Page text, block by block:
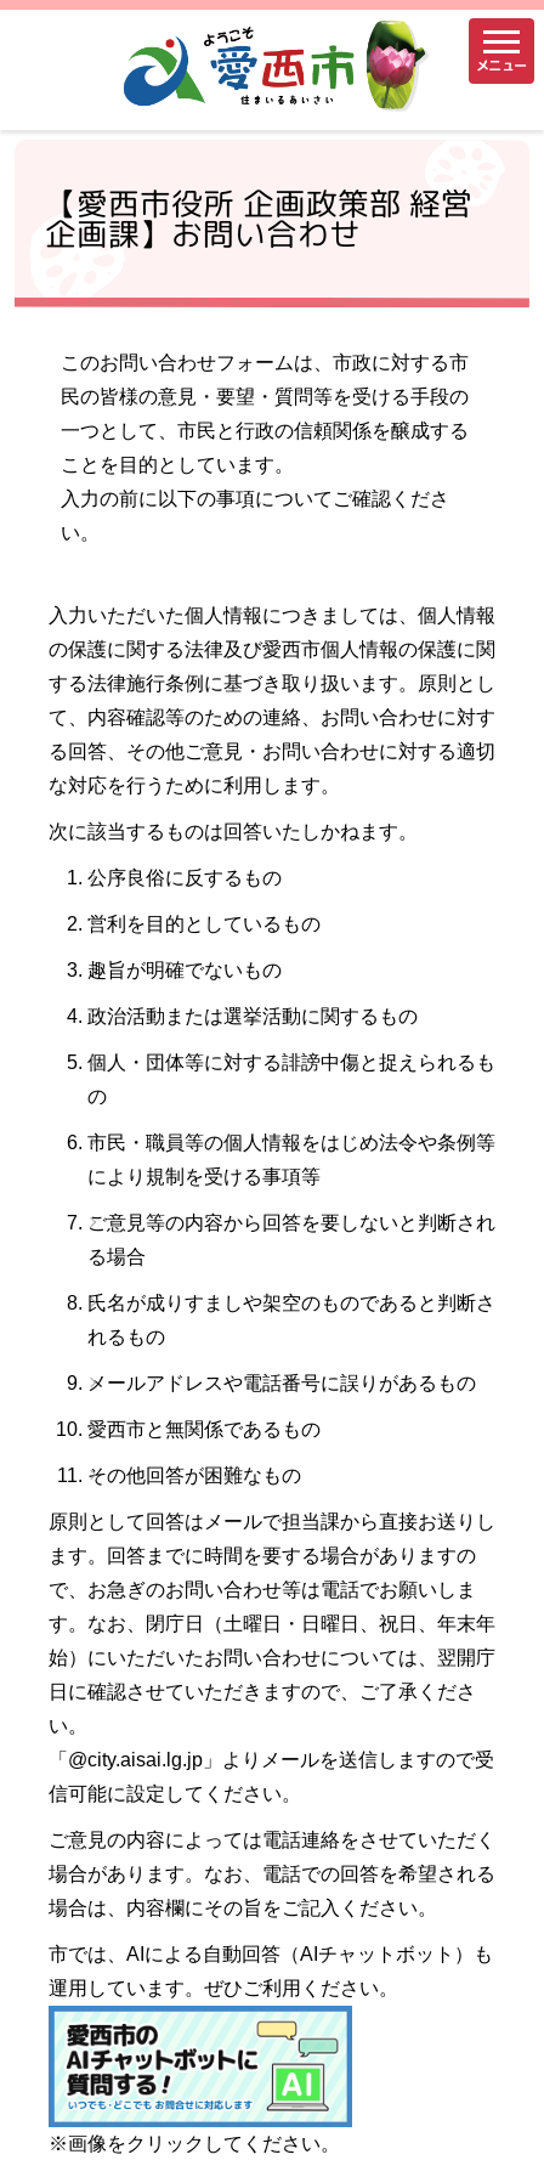
メニュー
【愛西市役所 企画政策部 経営
企画課】お問い合わせ
このお問い合わせフォームは、市政に対する市
民の皆様の意見・要望・質問等を受ける手段の
一つとして、市民と行政の信頼関係を醸成する
ことを目的としています。
入力の前に以下の事項についてご確認くださ
い。
入力いただいた個人情報につきましては、個人情報
の保護に関する法律及び愛西市個人情報の保護に関
する法律施行条例に基づき取り扱います。原則とし
て、内容確認等のための連絡、お問い合わせに対す
る回答、その他ご意見・お問い合わせに対する適切
な対応を行うために利用します。
次に該当するものは回答いたしかねます。
公序良俗に反するもの
営利を目的としているもの
趣旨が明確でないもの
政治活動または選挙活動に関するもの
個人・団体等に対する誹謗中傷と捉えられるも
の
市民・職員等の個人情報をはじめ法令や条例等
により規制を受ける事項等
ご意見等の内容から回答を要しないと判断され
る場合
氏名が成りすましや架空のものであると判断さ
れるもの
メールアドレスや電話番号に誤りがあるもの
愛西市と無関係であるもの
その他回答が困難なもの
原則として回答はメールで担当課から直接お送りし
ます。回答までに時間を要する場合がありますの
で、お急ぎのお問い合わせ等は電話でお願いしま
す。なお、閉庁日（土曜日・日曜日、祝日、年末年
始）にいただいたお問い合わせについては、翌開庁
日に確認させていただきますので、ご了承くださ
い。
「@city.aisai.lg.jp」よりメールを送信しますので受
信可能に設定してください。
ご意見の内容によっては電話連絡をさせていただく
場合があります。なお、電話での回答を希望される
場合は、内容欄にその旨をご記入ください。
市では、AIによる自動回答（AIチャットボット）も
運用しています。ぜひご利用ください。
※画像をクリックしてください。